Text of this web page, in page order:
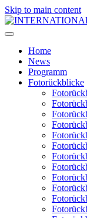
Skip to main content
Home
News
Programm
Fotorückblicke